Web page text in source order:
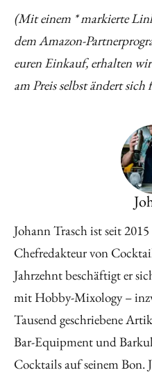
(Mit einem * markierte
dem Amazon-
euren Einkauf, erhalten
am Preis selbst ändert
Johann Trasch ist seit
Chefredakteur von
Jahrzehnt beschäftigt er
mit Hobby-Mixology –
Tausend geschriebene
Bar-Equipment und
Cocktails auf seinem Bon.